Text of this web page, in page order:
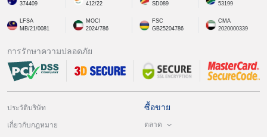
374409
412/22
SD089
53199
LFSA
MB/21/0081
MOCI
2024/786
FSC
GB25204786
CMA
2020000339
การรักษาความปลอดภัย
ประวัติบริษัท
เกี่ยวกับกฎหมาย
ซื้อขาย
ตลาด